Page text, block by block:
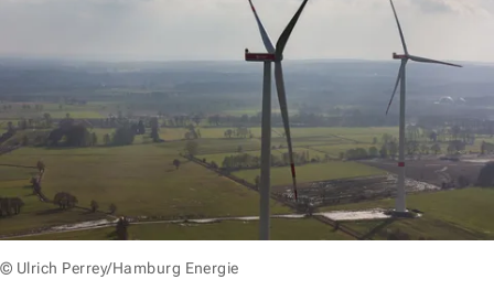
© Ulrich Perrey/Hamburg Energie